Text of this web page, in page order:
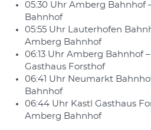
05:30 Uhr Amberg Bahnhof
Bahnhof
05:55 Uhr Lauterhofen
Amberg Bahnhof
06:13 Uhr Amberg Bahnhof
Gasthaus Forsthof
06:41 Uhr Neumarkt
Bahnhof
06:44 Uhr Kastl Gasthaus
Amberg Bahnhof